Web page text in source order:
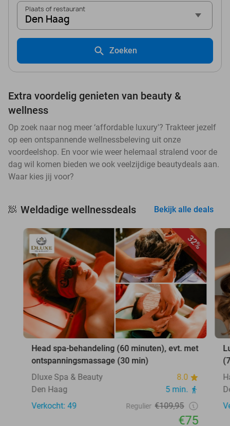
Plaats of restaurant
Den Haag
Zoeken
Extra voordelig genieten van beauty &
wellness
Op zoek naar nog meer ‘affordable luxury'? Trakteer jezelf
op een ontspannende wellnessbeleving uit onze
voordeelshop. En voor wie weer helemaal stralend voor de
dag wil komen bieden we ook veelzijdige beautydeals aan.
Waar kies jij voor?
🧖 Weldadige wellnessdeals Bekijk alle deals
32%
Head spa-behandeling (60 minuten), evt. met
ontspanningsmassage (30 min)
Dluxe Spa & Beauty
8.0
Den Haag
5 min.
Verkocht: 49
Regulier €109,95
€75